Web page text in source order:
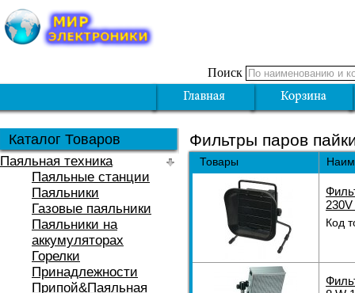
Поиск
Каталог Товаров
Паяльная техника
Паяльные станции
Паяльники
Газовые паяльники
Паяльники на
аккумуляторах
Горелки
Принадлежности
Припой&Паяльная
Фильтры паров
Товары
Код